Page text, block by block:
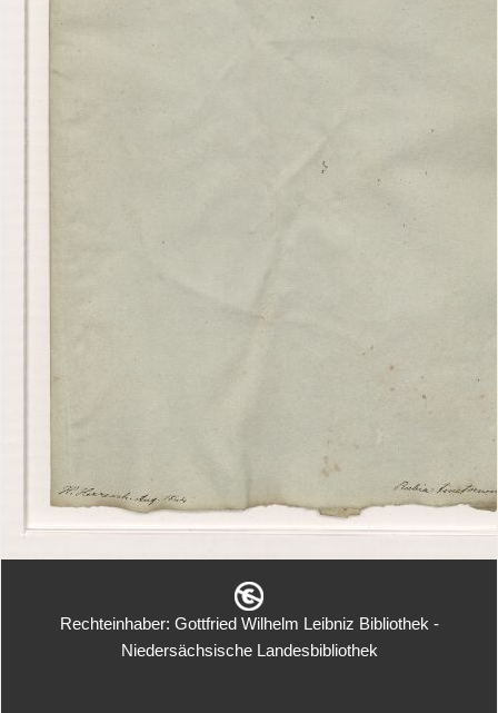
Rechteinhaber: Gottfried Wilhelm Leibniz Bibliothek -
Niedersächsische Landesbibliothek